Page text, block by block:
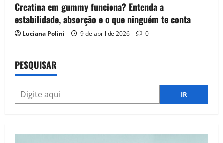
Creatina em gummy funciona? Entenda a
estabilidade, absorção e o que ninguém te conta
Luciana Polini 9 de abril de 2026 0
PESQUISAR
IR